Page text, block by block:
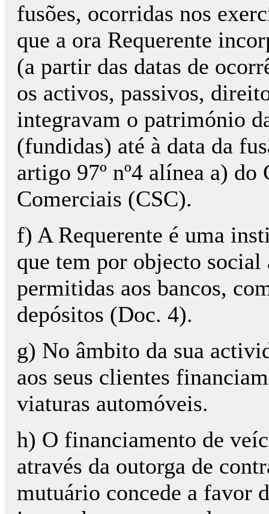
fusões, ocorridas nos
que a ora Requerente
(a partir das datas de
os activos, passivos,
integravam o património
(fundidas) até à data da
artigo 97º nº4 alínea a) do
Comerciais (CSC).
f) A Requerente é uma
que tem por objecto social
permitidas aos bancos,
depósitos (Doc. 4).
g) No âmbito da sua
aos seus clientes
viaturas automóveis.
h) O financiamento de
através da outorga de
mutuário concede a favor